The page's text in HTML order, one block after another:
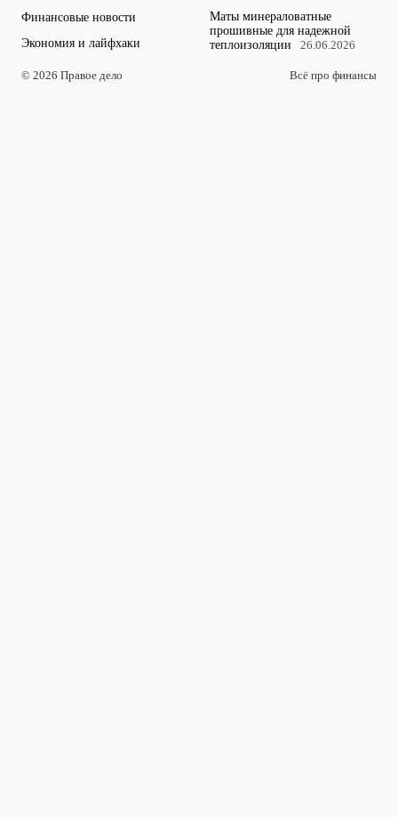
Финансовые новости
Экономия и лайфхаки
Маты минераловатные
прошивные для надежной
теплоизоляции
26.06.2026
© 2026 Правое дело Всё про финансы